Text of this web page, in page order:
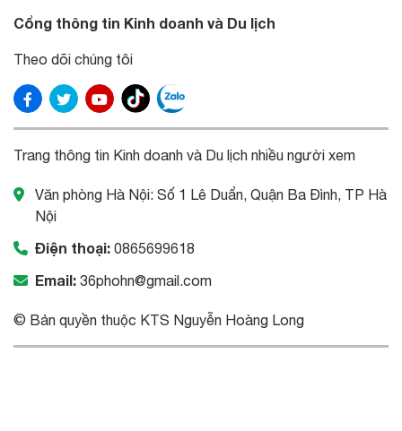
Cổng thông tin Kinh doanh và Du lịch
Theo dõi chúng tôi
Trang thông tin Kinh doanh và Du lịch nhiều người xem
Văn phòng Hà Nội: Số 1 Lê Duẩn, Quận Ba Đình, TP Hà
Nội
Điện thoại: 0865699618
Email: 36phohn@gmail.com
© Bản quyền thuộc KTS Nguyễn Hoàng Long